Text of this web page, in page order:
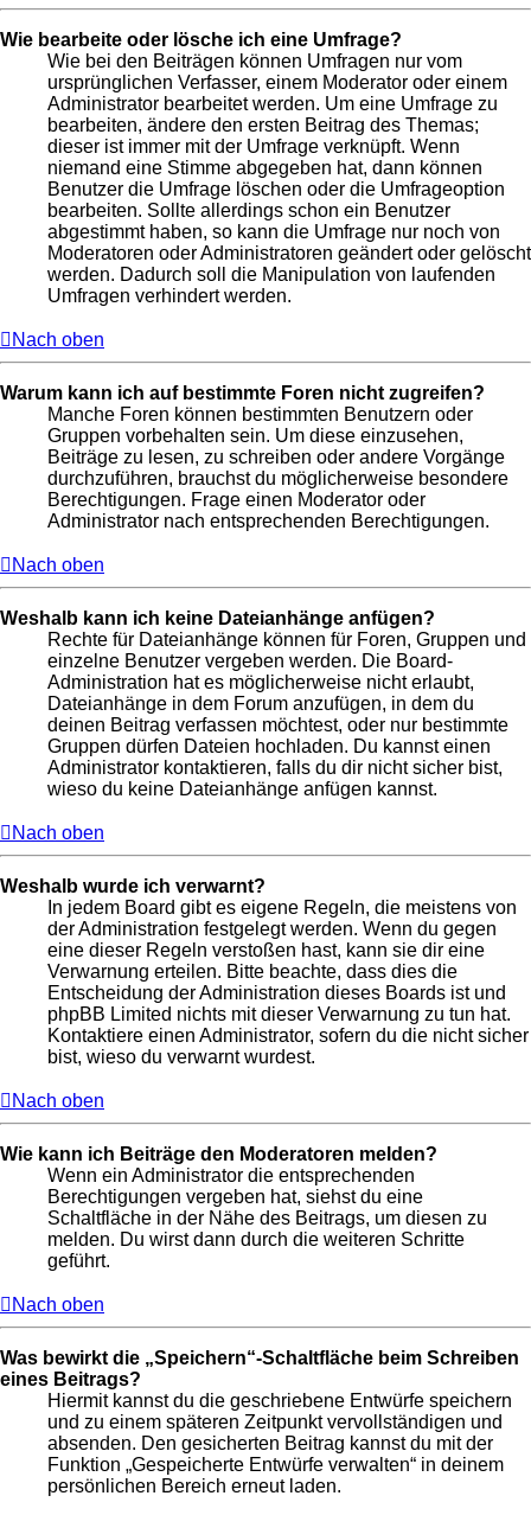
Wie bearbeite oder lösche ich eine Umfrage?
Wie bei den Beiträgen können Umfragen nur vom
ursprünglichen Verfasser, einem Moderator oder einem
Administrator bearbeitet werden. Um eine Umfrage zu
bearbeiten, ändere den ersten Beitrag des Themas;
dieser ist immer mit der Umfrage verknüpft. Wenn
niemand eine Stimme abgegeben hat, dann können
Benutzer die Umfrage löschen oder die Umfrageoption
bearbeiten. Sollte allerdings schon ein Benutzer
abgestimmt haben, so kann die Umfrage nur noch von
Moderatoren oder Administratoren geändert oder gelöscht
werden. Dadurch soll die Manipulation von laufenden
Umfragen verhindert werden.
Nach oben
Warum kann ich auf bestimmte Foren nicht zugreifen?
Manche Foren können bestimmten Benutzern oder
Gruppen vorbehalten sein. Um diese einzusehen,
Beiträge zu lesen, zu schreiben oder andere Vorgänge
durchzuführen, brauchst du möglicherweise besondere
Berechtigungen. Frage einen Moderator oder
Administrator nach entsprechenden Berechtigungen.
Nach oben
Weshalb kann ich keine Dateianhänge anfügen?
Rechte für Dateianhänge können für Foren, Gruppen und
einzelne Benutzer vergeben werden. Die Board-
Administration hat es möglicherweise nicht erlaubt,
Dateianhänge in dem Forum anzufügen, in dem du
deinen Beitrag verfassen möchtest, oder nur bestimmte
Gruppen dürfen Dateien hochladen. Du kannst einen
Administrator kontaktieren, falls du dir nicht sicher bist,
wieso du keine Dateianhänge anfügen kannst.
Nach oben
Weshalb wurde ich verwarnt?
In jedem Board gibt es eigene Regeln, die meistens von
der Administration festgelegt werden. Wenn du gegen
eine dieser Regeln verstoßen hast, kann sie dir eine
Verwarnung erteilen. Bitte beachte, dass dies die
Entscheidung der Administration dieses Boards ist und
phpBB Limited nichts mit dieser Verwarnung zu tun hat.
Kontaktiere einen Administrator, sofern du die nicht sicher
bist, wieso du verwarnt wurdest.
Nach oben
Wie kann ich Beiträge den Moderatoren melden?
Wenn ein Administrator die entsprechenden
Berechtigungen vergeben hat, siehst du eine
Schaltfläche in der Nähe des Beitrags, um diesen zu
melden. Du wirst dann durch die weiteren Schritte
geführt.
Nach oben
Was bewirkt die „Speichern“-Schaltfläche beim Schreiben
eines Beitrags?
Hiermit kannst du die geschriebene Entwürfe speichern
und zu einem späteren Zeitpunkt vervollständigen und
absenden. Den gesicherten Beitrag kannst du mit der
Funktion „Gespeicherte Entwürfe verwalten“ in deinem
persönlichen Bereich erneut laden.